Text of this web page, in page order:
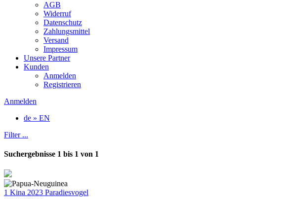
AGB
Widerruf
Datenschutz
Zahlungsmittel
Versand
Impressum
Unsere Partner
Kunden
Anmelden
Registrieren
Anmelden
de » EN
Filter ...
Suchergebnisse 1 bis 1 von 1
1 Kina 2023 Paradiesvogel